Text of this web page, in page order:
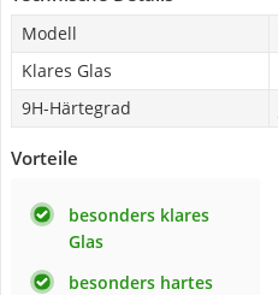
Modell
Klares Glas
9H-Härtegrad
Vorteile
besonders klares
Glas
besonders hartes